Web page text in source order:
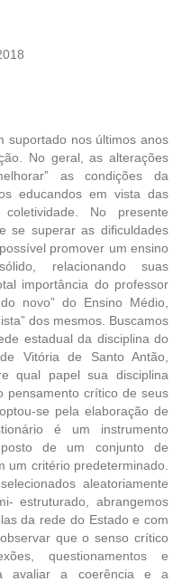
suportado nos últimos anos
No geral, as alterações
as condições da
educandos em vista das
No presente
se superar as dificuldades
promover um ensino
relacionando suas
importância do professor
novo” do Ensino Médio,
dos mesmos. Buscamos
estadual da disciplina do
Vitória de Santo Antão,
qual papel sua disciplina
pensamento crítico de seus
se pela elaboração de
é um instrumento
de um conjunto de
um critério predeterminado.
aleatoriamente
estruturado, abrangemos
da rede do Estado e com
que o senso crítico
questionamentos e
avaliar a coerência e a